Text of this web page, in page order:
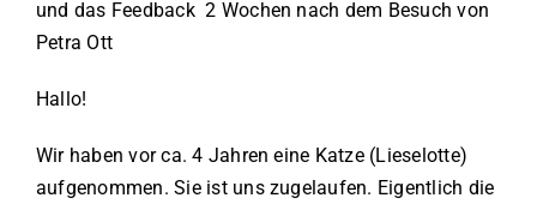
und das Feedback 2 Wochen nach dem Besuch von
Petra Ott
Hallo!
Wir haben vor ca. 4 Jahren eine Katze (Lieselotte)
aufgenommen. Sie ist uns zugelaufen. Eigentlich die